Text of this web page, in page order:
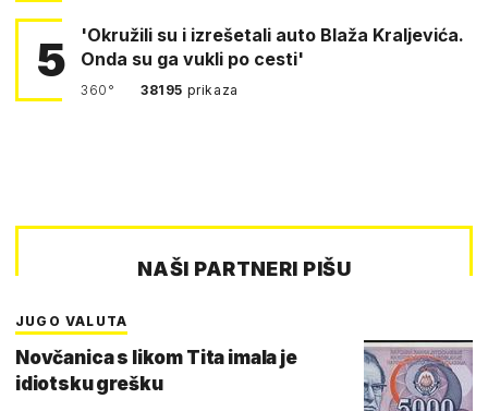
5
'Okružili su i izrešetali auto Blaža Kraljevića.
Onda su ga vukli po cesti'
360° 38195 prikaza
NAŠI PARTNERI PIŠU
JUGO VALUTA
Novčanica s likom Tita imala je
idiotsku grešku